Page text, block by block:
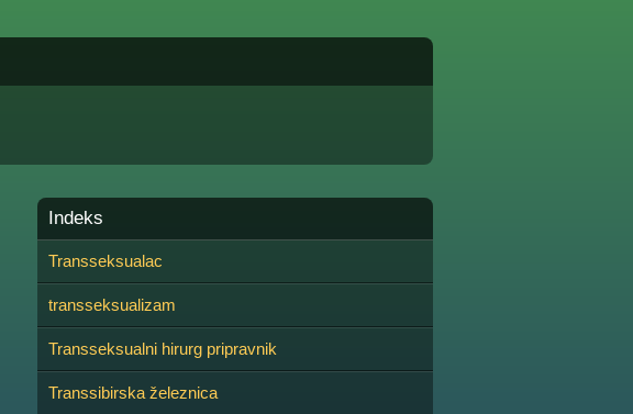
Indeks
Transseksualac
transseksualizam
Transseksualni hirurg pripravnik
Transsibirska železnica